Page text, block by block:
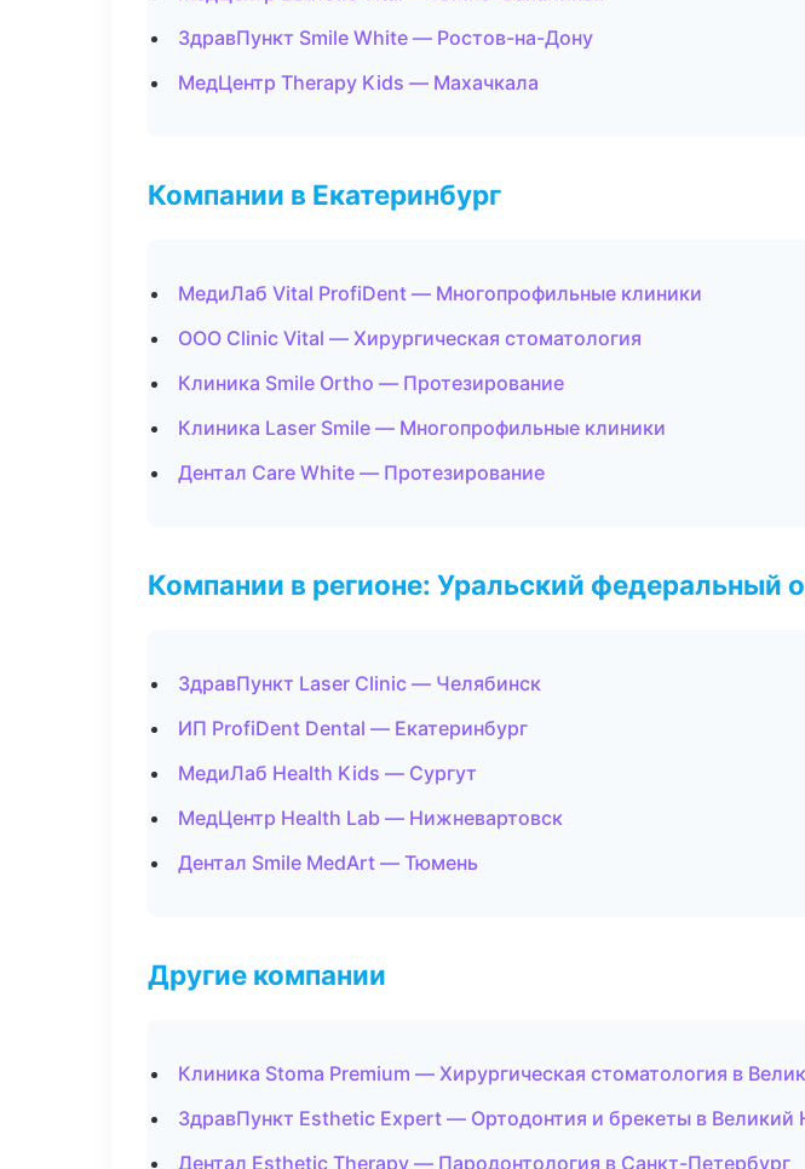
ЗдравПункт Smile White — Ростов-на-Дону
МедЦентр Therapy Kids — Махачкала
Компании в Екатеринбург
МедиЛаб Vital ProfiDent — Многопрофильные клиники
ООО Clinic Vital — Хирургическая стоматология
Клиника Smile Ortho — Протезирование
Клиника Laser Smile — Многопрофильные клиники
Дентал Care White — Протезирование
Компании в регионе: Уральский федеральный
ЗдравПункт Laser Clinic — Челябинск
ИП ProfiDent Dental — Екатеринбург
МедиЛаб Health Kids — Сургут
МедЦентр Health Lab — Нижневартовск
Дентал Smile MedArt — Тюмень
Другие компании
Клиника Stoma Premium — Хирургическая стоматология в
ЗдравПункт Esthetic Expert — Ортодонтия и брекеты в Великий
Дентал Esthetic Therapy — Пародонтология в Санкт-Петербург